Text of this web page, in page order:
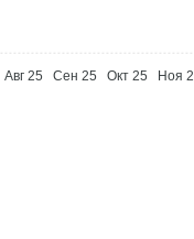
Авг 25 Сен 25 Окт 25 Ноя